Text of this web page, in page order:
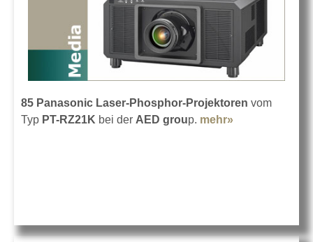
85 Panasonic Laser-Phosphor-Projektoren vom
Typ PT-RZ21K bei der AED group. mehr»